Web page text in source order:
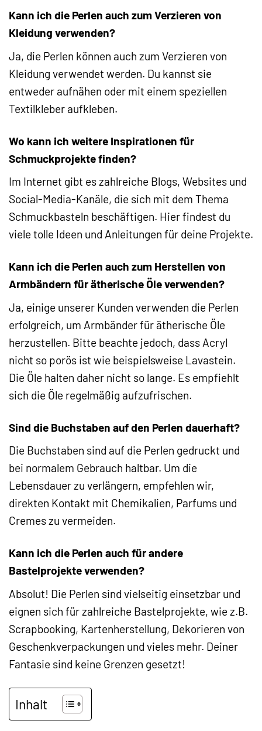
Kann ich die Perlen auch zum Verzieren von
Kleidung verwenden?
Ja, die Perlen können auch zum Verzieren von
Kleidung verwendet werden. Du kannst sie
entweder aufnähen oder mit einem speziellen
Textilkleber aufkleben.
Wo kann ich weitere Inspirationen für
Schmuckprojekte finden?
Im Internet gibt es zahlreiche Blogs, Websites und
Social-Media-Kanäle, die sich mit dem Thema
Schmuckbasteln beschäftigen. Hier findest du
viele tolle Ideen und Anleitungen für deine Projekte.
Kann ich die Perlen auch zum Herstellen von
Armbändern für ätherische Öle verwenden?
Ja, einige unserer Kunden verwenden die Perlen
erfolgreich, um Armbänder für ätherische Öle
herzustellen. Bitte beachte jedoch, dass Acryl
nicht so porös ist wie beispielsweise Lavastein.
Die Öle halten daher nicht so lange. Es empfiehlt
sich die Öle regelmäßig aufzufrischen.
Sind die Buchstaben auf den Perlen dauerhaft?
Die Buchstaben sind auf die Perlen gedruckt und
bei normalem Gebrauch haltbar. Um die
Lebensdauer zu verlängern, empfehlen wir,
direkten Kontakt mit Chemikalien, Parfums und
Cremes zu vermeiden.
Kann ich die Perlen auch für andere
Bastelprojekte verwenden?
Absolut! Die Perlen sind vielseitig einsetzbar und
eignen sich für zahlreiche Bastelprojekte, wie z.B.
Scrapbooking, Kartenherstellung, Dekorieren von
Geschenkverpackungen und vieles mehr. Deiner
Fantasie sind keine Grenzen gesetzt!
Inhalt